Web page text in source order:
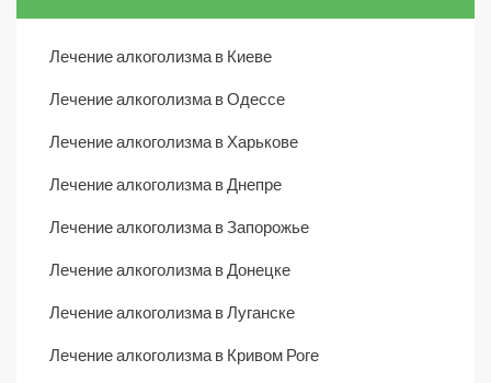
Лечение алкоголизма в Киеве
Лечение алкоголизма в Одессе
Лечение алкоголизма в Харькове
Лечение алкоголизма в Днепре
Лечение алкоголизма в Запорожье
Лечение алкоголизма в Донецке
Лечение алкоголизма в Луганске
Лечение алкоголизма в Кривом Роге